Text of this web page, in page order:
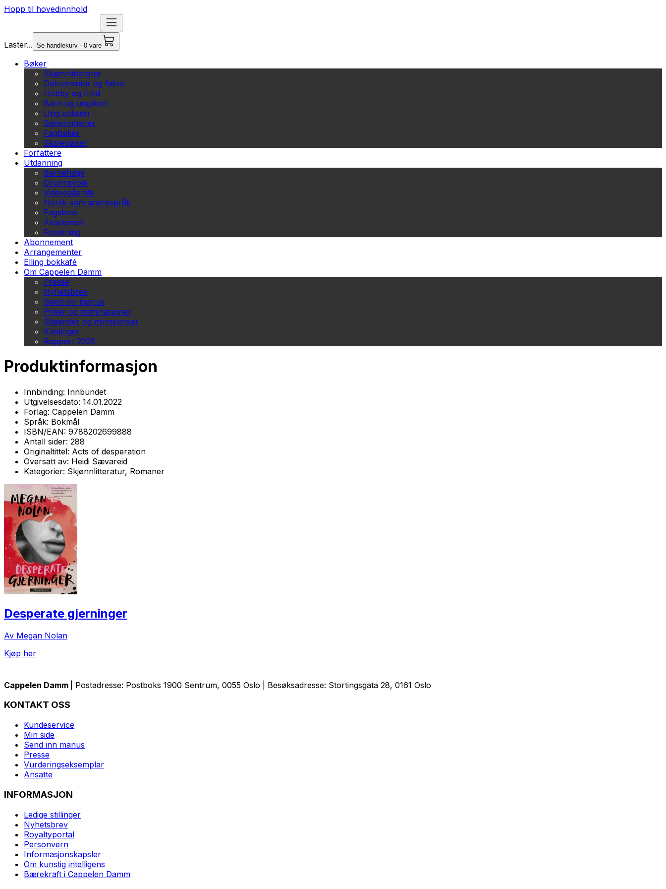
Hopp til hovedinnhold
Laster... Se handlekurv - 0 vare
Bøker
Skjønnlitteratur
Dokumentar og fakta
Hobby og fritid
Barn og ungdom
Ung voksen
Serieromaner
Fagbøker
Skolebøker
Forfattere
Utdanning
Barnehage
Grunnskole
Videregående
Norsk som andrespråk
Fagskole
Akademisk
Forskning
Abonnement
Arrangementer
Elling bokkafé
Om Cappelen Damm
Presse
Nyhetsbrev
Send inn manus
Priser og nominasjoner
Stipender og minnepriser
Kataloger
Rapport 2025
Produktinformasjon
Innbinding: Innbundet
Utgivelsesdato: 14.01.2022
Forlag: Cappelen Damm
Språk: Bokmål
ISBN/EAN: 9788202699888
Antall sider: 288
Originaltittel: Acts of desperation
Oversatt av: Heidi Sævareid
Kategorier: Skjønnlitteratur, Romaner
Desperate gjerninger
Av Megan Nolan
Kjøp her
Cappelen Damm | Postadresse: Postboks 1900 Sentrum, 0055 Oslo | Besøksadresse: Stortingsgata 28, 0161 Oslo
KONTAKT OSS
Kundeservice
Min side
Send inn manus
Presse
Vurderingseksemplar
Ansatte
INFORMASJON
Ledige stillinger
Nyhetsbrev
Royaltyportal
Personvern
Informasjonskapsler
Om kunstig intelligens
Bærekraft i Cappelen Damm